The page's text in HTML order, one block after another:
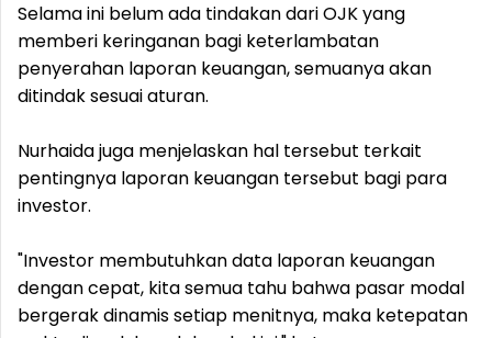
Selama ini belum ada tindakan dari OJK yang
memberi keringanan bagi keterlambatan
penyerahan laporan keuangan, semuanya akan
ditindak sesuai aturan.
Nurhaida juga menjelaskan hal tersebut terkait
pentingnya laporan keuangan tersebut bagi para
investor.
"Investor membutuhkan data laporan keuangan
dengan cepat, kita semua tahu bahwa pasar modal
bergerak dinamis setiap menitnya, maka ketepatan